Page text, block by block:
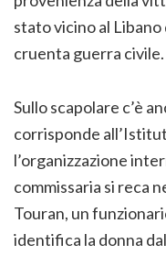
stato vicino al
cruenta guerra civile.
Sullo scapolare c’è
corrisponde
l’organizzazione
commissaria si reca
Touran, un
identifica la donna